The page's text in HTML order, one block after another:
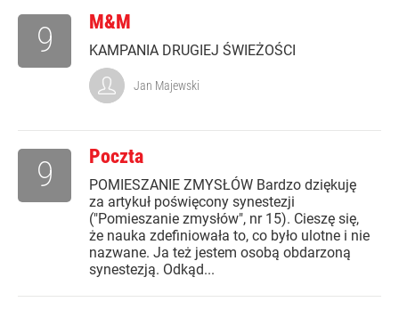
M&M
KAMPANIA DRUGIEJ ŚWIEŻOŚCI
9
Jan Majewski
Poczta
POMIESZANIE ZMYSŁÓW Bardzo dziękuję
za artykuł poświęcony synestezji
("Pomieszanie zmysłów", nr 15). Cieszę się,
że nauka zdefiniowała to, co było ulotne i nie
nazwane. Ja też jestem osobą obdarzoną
synestezją. Odkąd...
9